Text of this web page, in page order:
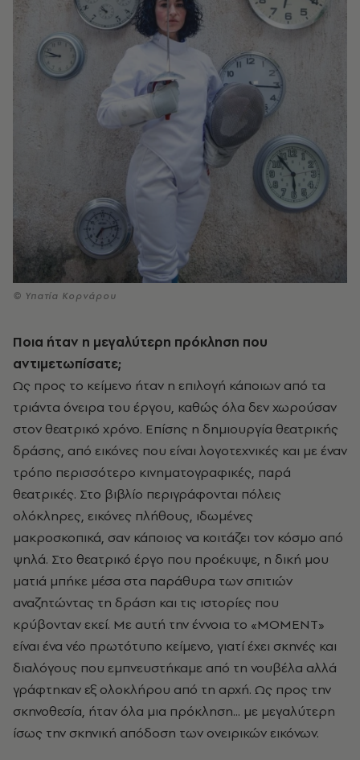
© Υπατία Κορνάρου
Ποια ήταν η μεγαλύτερη πρόκληση που
αντιμετωπίσατε;
Ως προς το κείμενο ήταν η επιλογή κάποιων από τα
τριάντα όνειρα του έργου, καθώς όλα δεν χωρούσαν
στον θεατρικό χρόνο. Επίσης η δημιουργία θεατρικής
δράσης, από εικόνες που είναι λογοτεχνικές και με έναν
τρόπο περισσότερο κινηματογραφικές, παρά
θεατρικές. Στο βιβλίο περιγράφονται πόλεις
ολόκληρες, εικόνες πλήθους, ιδωμένες
μακροσκοπικά, σαν κάποιος να κοιτάζει τον κόσμο από
ψηλά. Στο θεατρικό έργο που προέκυψε, η δική μου
ματιά μπήκε μέσα στα παράθυρα των σπιτιών
αναζητώντας τη δράση και τις ιστορίες που
κρύβονταν εκεί. Με αυτή την έννοια το «ΜΟΜΕΝΤ»
είναι ένα νέο πρωτότυπο κείμενο, γιατί έχει σκηνές και
διαλόγους που εμπνευστήκαμε από τη νουβέλα αλλά
γράφτηκαν εξ ολοκλήρου από τη αρχή. Ως προς την
σκηνοθεσία, ήταν όλα μια πρόκληση... με μεγαλύτερη
ίσως την σκηνική απόδοση των ονειρικών εικόνων.